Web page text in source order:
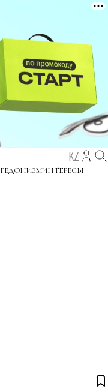
KZ
ГЕДОНИЗМИНТЕРЕСЫ